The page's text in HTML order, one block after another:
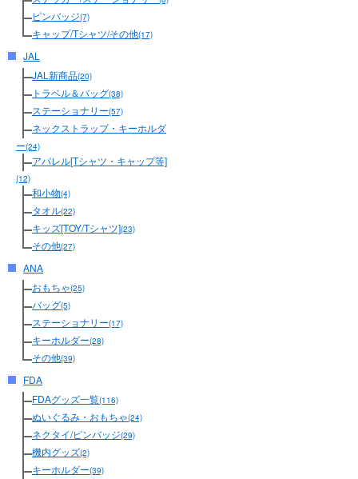
ピンバッジ(7)
キャップ/Tシャツ/その他(17)
JAL
JAL新商品(20)
トラベル＆バッグ(38)
ステーショナリー(57)
ネックストラップ・キーホルダ
ー(24)
アパレル[Tシャツ・キャップ等]
(12)
和小物(4)
タオル(22)
キッズ[TOY/Tシャツ](23)
その他(27)
ANA
おもちゃ(25)
バッグ(5)
ステーショナリー(17)
キーホルダー(28)
その他(39)
FDA
FDAグッズ一覧(116)
ぬいぐるみ・おもちゃ(24)
ネクタイ/ピンバッジ(29)
機内グッズ(2)
キーホルダー(39)